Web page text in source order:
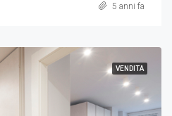
5 anni fa
VENDITA